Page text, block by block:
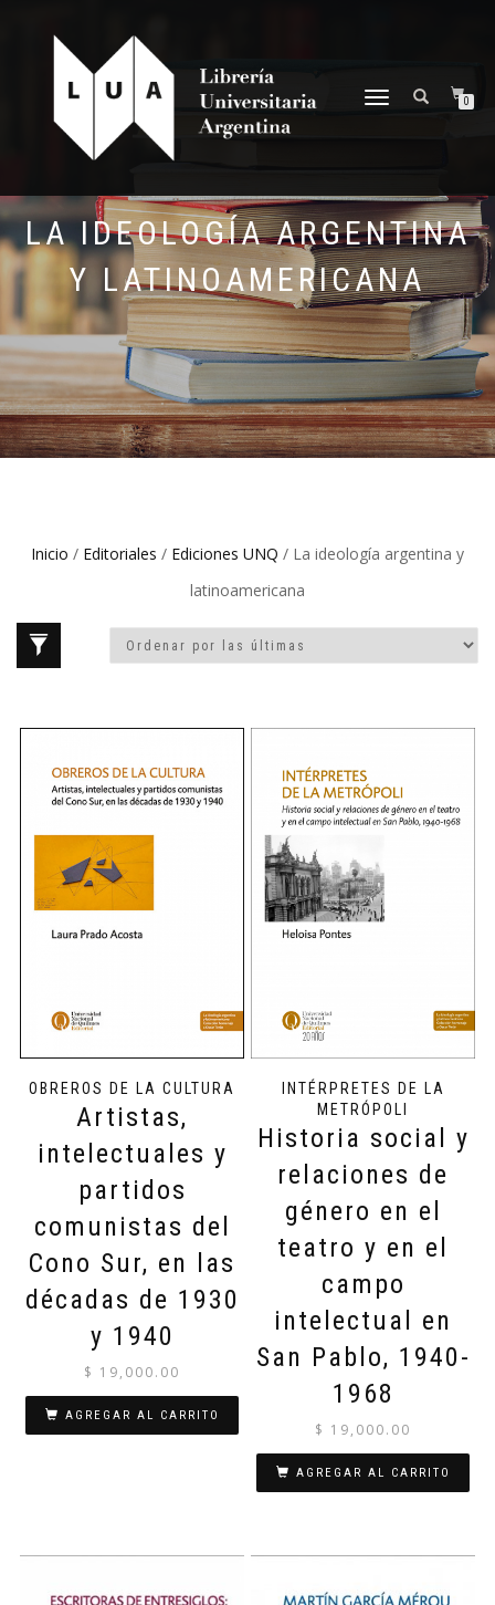
NAVEGACIÓN
0
LA IDEOLOGÍA ARGENTINA
Y LATINOAMERICANA
Inicio / Editoriales / Ediciones UNQ / La ideología argentina y
latinoamericana
OBREROS DE LA CULTURA
Artistas,
intelectuales y
partidos
comunistas del
Cono Sur, en las
décadas de 1930
y 1940
$ 19,000.00
AGREGAR AL CARRITO
INTÉRPRETES DE LA
METRÓPOLI
Historia social y
relaciones de
género en el
teatro y en el
campo
intelectual en
San Pablo, 1940-
1968
$ 19,000.00
AGREGAR AL CARRITO